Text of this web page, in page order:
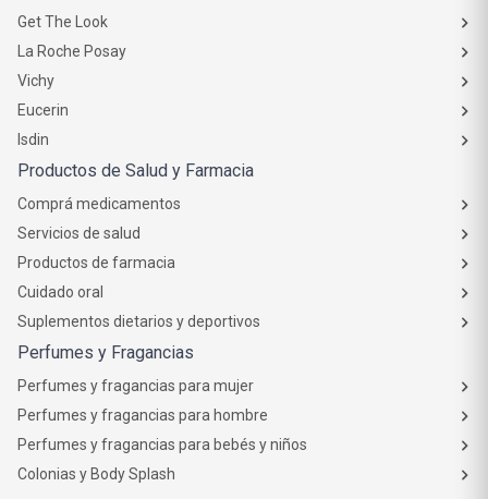
Get The Look
La Roche Posay
Vichy
Eucerin
Isdin
Productos de Salud y Farmacia
Comprá medicamentos
Servicios de salud
Productos de farmacia
Cuidado oral
Suplementos dietarios y deportivos
Perfumes y Fragancias
Perfumes y fragancias para mujer
Perfumes y fragancias para hombre
Perfumes y fragancias para bebés y niños
Colonias y Body Splash